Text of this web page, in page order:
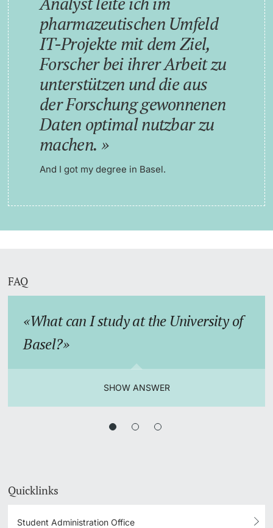
pharmazeutischen Umfeld
IT-Projekte mit dem Ziel,
Forscher bei ihrer Arbeit zu
unterstützen und die aus
der Forschung gewonnenen
Daten optimal nutzbar zu
machen.
And I got my degree in Basel.
FAQ
What can I study at the University of
Basel?
SHOW ANSWER
Quicklinks
Student Administration Office